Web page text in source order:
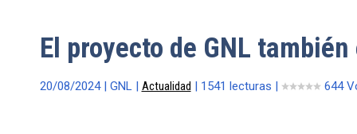
El proyecto de GNL
20/08/2024 | GNL | Actualidad | 1541 lecturas | 644